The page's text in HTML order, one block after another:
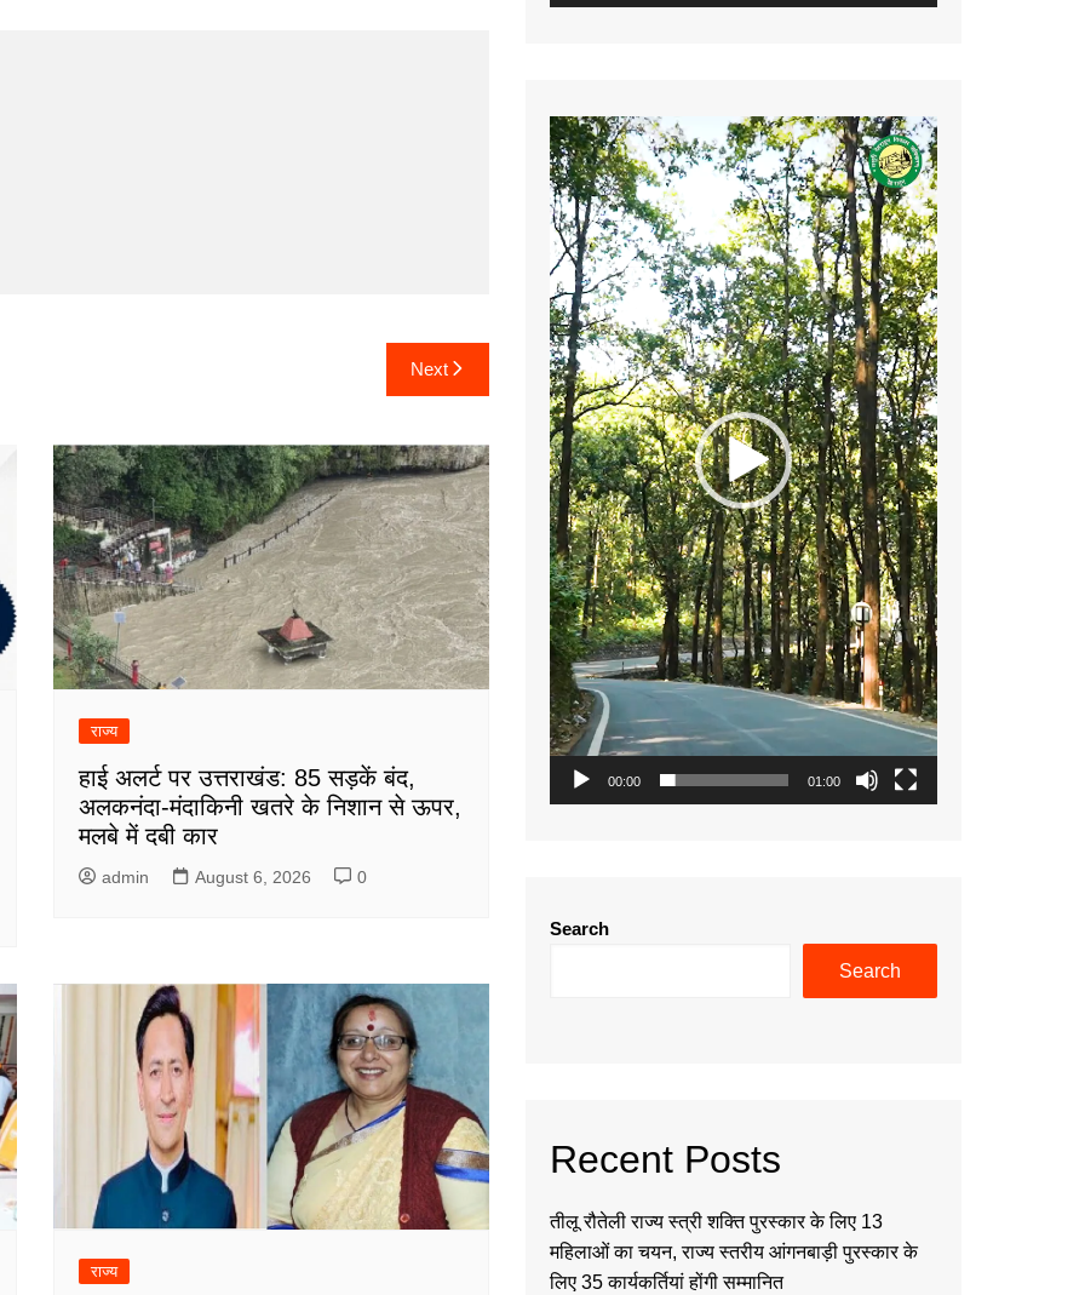
Next
राज्य
हाई अलर्ट पर उत्तराखंड: 85 सड़कें बंद,
अलकनंदा-मंदाकिनी खतरे के निशान से ऊपर,
मलबे में दबी कार
admin August 6, 2026 0
राज्य
Video
Player
00:00 01:00
Search
Search
Recent Posts
तीलू रौतेली राज्य स्त्री शक्ति पुरस्कार के लिए 13
महिलाओं का चयन, राज्य स्तरीय आंगनबाड़ी पुरस्कार के
लिए 35 कार्यकर्तियां होंगी सम्मानित